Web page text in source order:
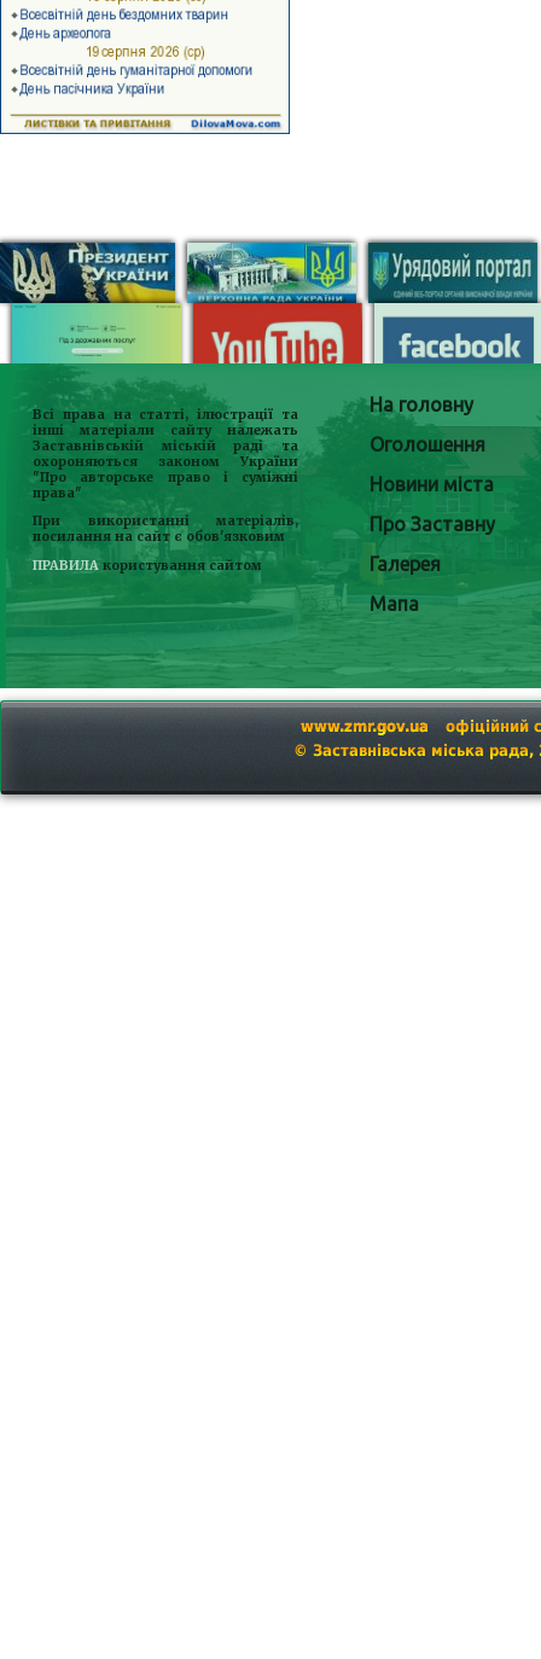
Всі права на статті, ілюстрації та
інші матеріали сайту належать
Заставнівській міській раді та
охороняються законом України
"Про авторське право і суміжні
права"
При використанні матеріалів,
посилання на сайт є обов'язковим
ПРАВИЛА користування сайтом
На головну
Оголошення
Новини міста
Про Заставну
Галерея
Мапа
www.zmr.gov.ua
офіційний
© Заставнівська міська рада,